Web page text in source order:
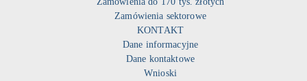
Zamówienia sektorowe
KONTAKT
Dane informacyjne
Dane kontaktowe
Wnioski